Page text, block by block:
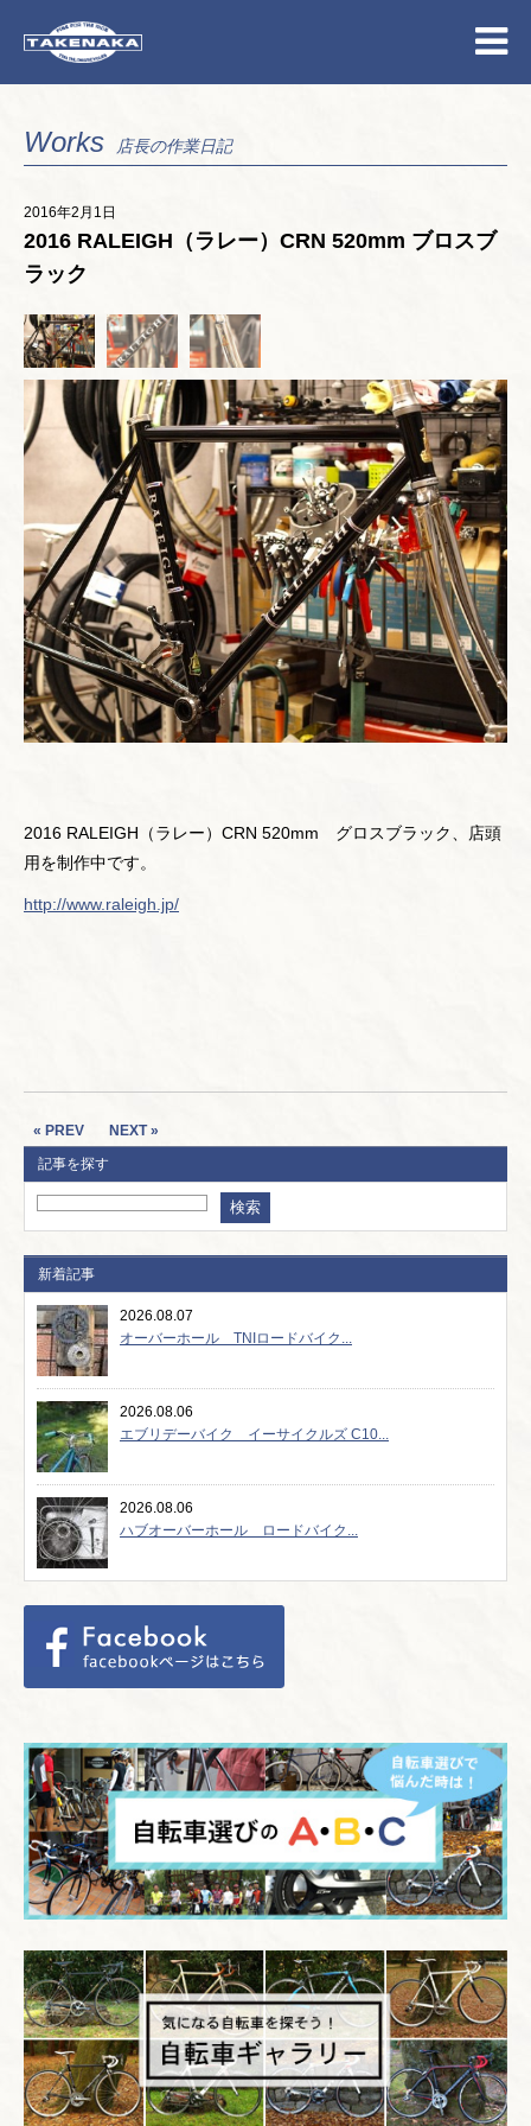
Works 店長の作業日記
2016年2月1日
2016 RALEIGH（ラレー）CRN 520mm ブロスブ
ラック
2016 RALEIGH（ラレー）CRN 520mm グロスブラック、店頭
用を制作中です。
http://www.raleigh.jp/
« PREV
NEXT »
記事を探す
新着記事
2026.08.07
オーバーホール TNIロードバイク...
2026.08.06
エブリデーバイク イーサイクルズ C10...
2026.08.06
ハブオーバーホール ロードバイク...